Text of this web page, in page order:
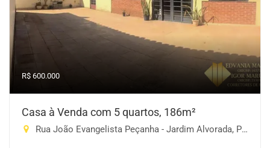
R$ 600.000
Casa à Venda com 5 quartos, 186m²
Rua João Evangelista Peçanha - Jardim Alvorada, Piracaia-SP